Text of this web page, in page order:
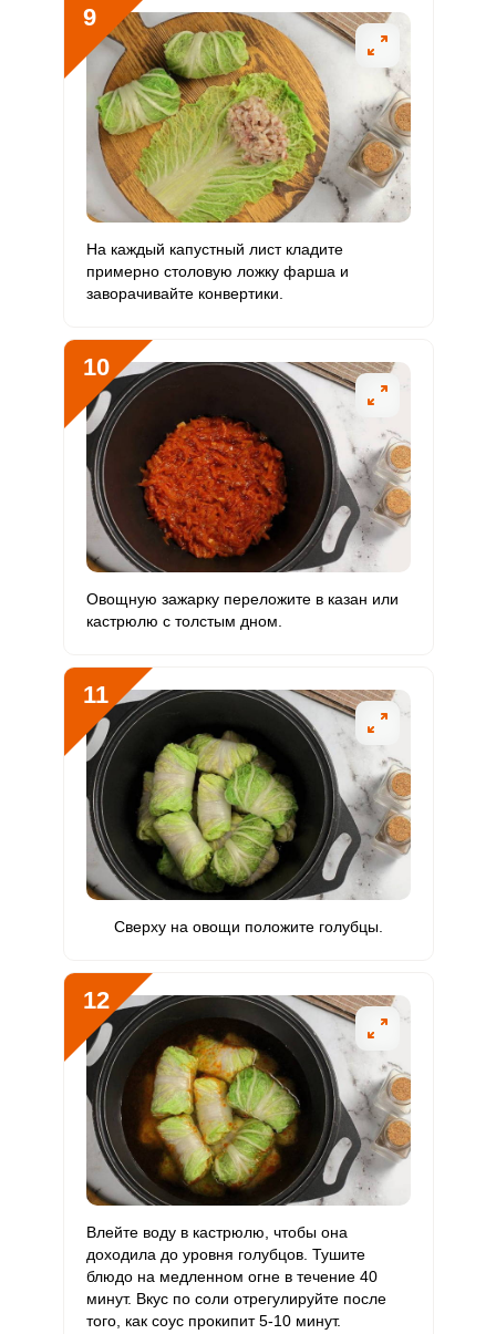
9
На каждый капустный лист кладите
примерно столовую ложку фарша и
заворачивайте конвертики.
10
Овощную зажарку переложите в казан или
кастрюлю с толстым дном.
11
Сверху на овощи положите голубцы.
12
Влейте воду в кастрюлю, чтобы она
доходила до уровня голубцов. Тушите
блюдо на медленном огне в течение 40
минут. Вкус по соли отрегулируйте после
того, как соус прокипит 5-10 минут.